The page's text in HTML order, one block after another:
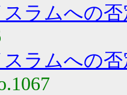
スラムへの
スラムへの